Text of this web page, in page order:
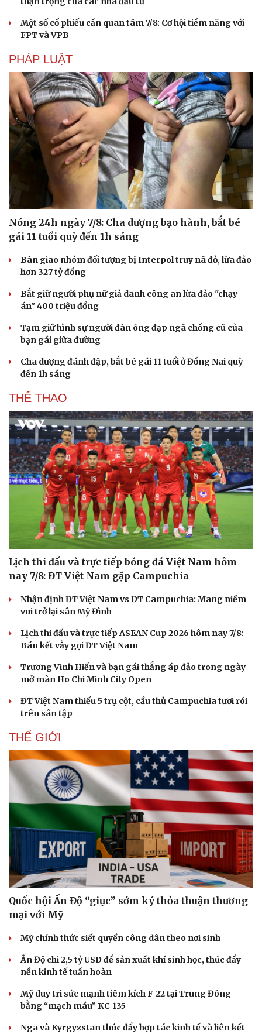
Du lịch
Tư vấn
Săn Tour
Podcast
Câu chuyện thời sự
Đọc truyện đêm khuya
Cửa sổ tình yêu
Kể chuyện cho bé
Hạt giống tâm hồn
Một số cổ phiếu cần quan tâm 7/8: Cơ hội tiềm năng với
FPT và VPB
PHÁP LUẬT
Nóng 24h ngày 7/8: Cha dượng bạo hành, bắt bé
gái 11 tuổi quỳ đến 1h sáng
Bàn giao nhóm đối tượng bị Interpol truy nã đỏ, lừa đảo
hơn 327 tỷ đồng
Bắt giữ người phụ nữ giả danh công an lừa đảo "chạy
án" 400 triệu đồng
Tạm giữ hình sự người đàn ông đạp ngã chồng cũ của
bạn gái giữa đường
Cha dượng đánh đập, bắt bé gái 11 tuổi ở Đồng Nai quỳ
đến 1h sáng
THỂ THAO
Lịch thi đấu và trực tiếp bóng đá Việt Nam hôm
nay 7/8: ĐT Việt Nam gặp Campuchia
Nhận định ĐT Việt Nam vs ĐT Campuchia: Mang niềm
vui trở lại sân Mỹ Đình
Lịch thi đấu và trực tiếp ASEAN Cup 2026 hôm nay 7/8:
Bán kết vẫy gọi ĐT Việt Nam
Trương Vinh Hiển và bạn gái thắng áp đảo trong ngày
mở màn Ho Chi Minh City Open
ĐT Việt Nam thiếu 5 trụ cột, cầu thủ Campuchia tươi rói
trên sân tập
THẾ GIỚI
Quốc hội Ấn Độ “giục” sớm ký thỏa thuận thương
mại với Mỹ
Mỹ chính thức siết quyền công dân theo nơi sinh
Ấn Độ chi 2,5 tỷ USD để sản xuất khí sinh học, thúc đẩy
nền kinh tế tuần hoàn
Mỹ duy trì sức mạnh tiêm kích F-22 tại Trung Đông
bằng “mạch máu” KC-135
Nga và Kyrgyzstan thúc đẩy hợp tác kinh tế và liên kết